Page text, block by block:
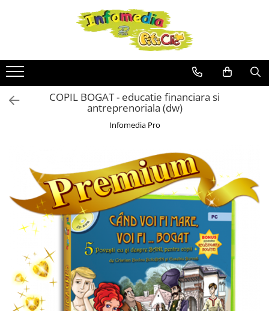
COPIL BOGAT - educatie financiara si
antreprenoriala (dw)
Infomedia Pro